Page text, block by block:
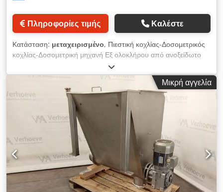
Πληροφορίες τιμής Καλέστε
Κατάσταση: μεταχειρισμένο, Πιεστική κοχλίας-Δοσομετρικός
κοχλίας-Δοσομετρική μηχανή Εξ ολοκλήρου από ανοξείδωτο
ατσάλι Ισχύς κινητήρα 1,1 kW, 9,7 rpm Διάμετρος κοχλία 150
mm Μετακινείται εύκολα Σύνδεση DN100 Δείτε και τις άλλες
αγγελίες μας Dodpfjwyfxrsx Aitock VMA WekeromΜικρή αγγελία